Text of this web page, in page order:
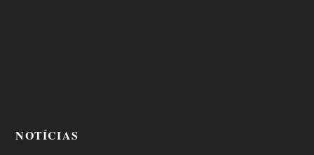
NOTÍCIAS